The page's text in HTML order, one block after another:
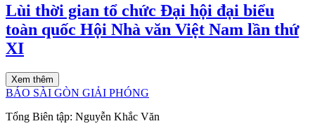
Lùi thời gian tổ chức Đại hội đại biểu
toàn quốc Hội Nhà văn Việt Nam lần thứ
XI
Xem thêm
BÁO SÀI GÒN GIẢI PHÓNG
Tổng Biên tập: Nguyễn Khắc Văn